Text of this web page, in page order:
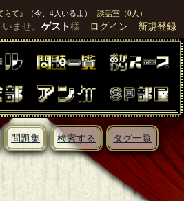
て』 （今、4人いるよ） 談話室（0人）
ませ。 ゲスト様 ログイン 新規登録
問題集 検索する タグ一覧